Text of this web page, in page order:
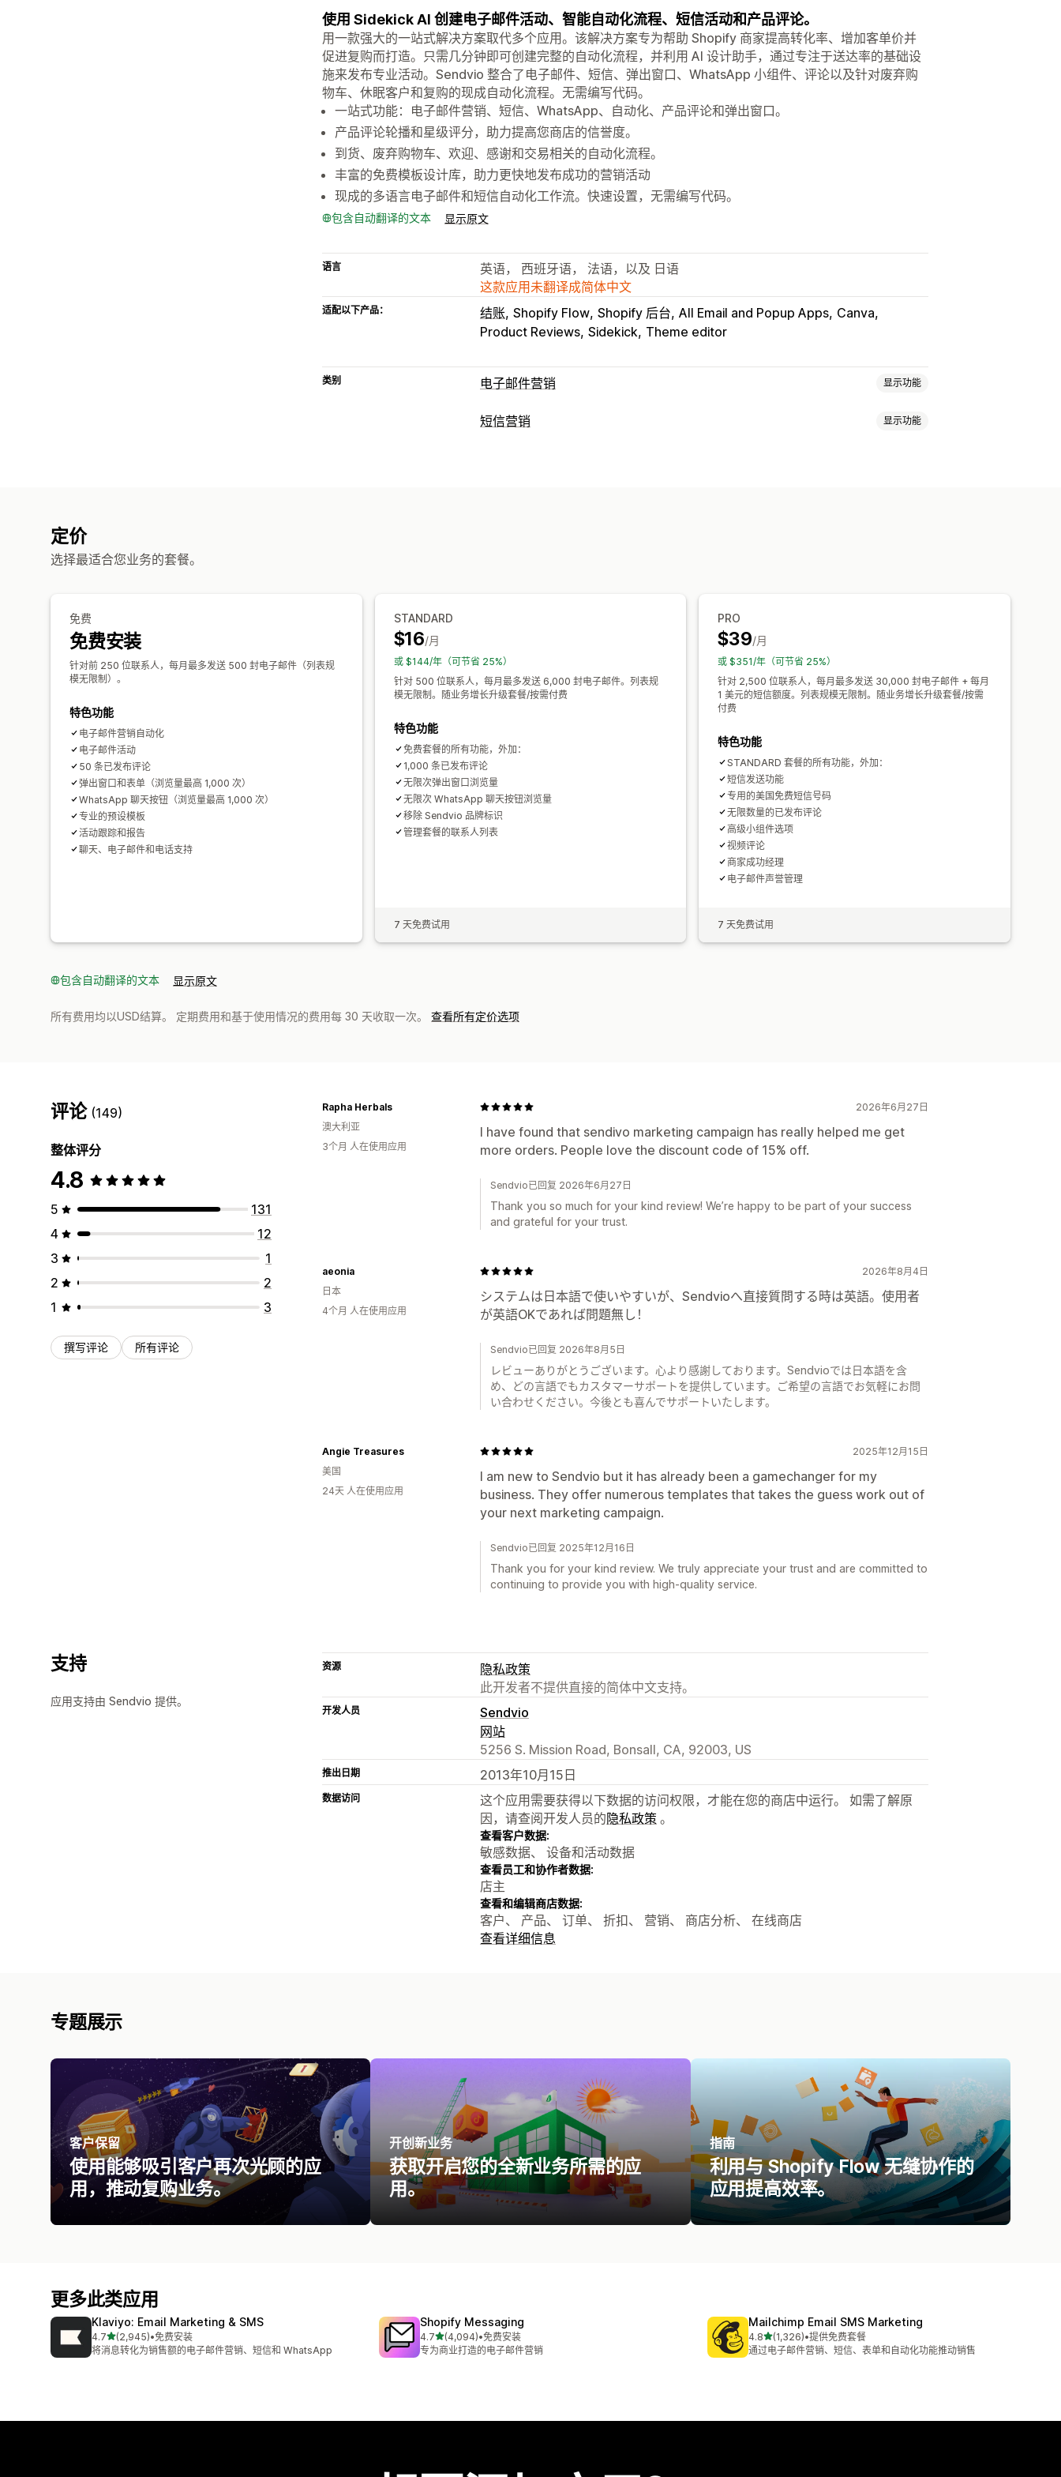
使用 Sidekick AI 创建电子邮件活动、智能自动化流程、短信活动和产品评论。
用一款强大的一站式解决方案取代多个应用。该解决方案专为帮助 Shopify 商家提高转化率、增加客单价并
促进复购而打造。只需几分钟即可创建完整的自动化流程，并利用 AI 设计助手，通过专注于送达率的基础设
施来发布专业活动。Sendvio 整合了电子邮件、短信、弹出窗口、WhatsApp 小组件、评论以及针对废弃购
物车、休眠客户和复购的现成自动化流程。无需编写代码。
一站式功能：电子邮件营销、短信、WhatsApp、自动化、产品评论和弹出窗口。
产品评论轮播和星级评分，助力提高您商店的信誉度。
到货、废弃购物车、欢迎、感谢和交易相关的自动化流程。
丰富的免费模板设计库，助力更快地发布成功的营销活动
现成的多语言电子邮件和短信自动化工作流。快速设置，无需编写代码。
包含自动翻译的文本 显示原文
语言
英语， 西班牙语， 法语，以及 日语
这款应用未翻译成简体中文
适配以下产品： 结账 Shopify Flow Shopify 后台 All Email and Popup Apps Canva
Product Reviews Sidekick Theme editor
类别 电子邮件营销 显示功能
宣传活动类型
地理位置
短信营销 显示功能
定价
选择最适合您业务的套餐。
免费
免费安装
针对前 250 位联系人，每月最多发送 500 封电子邮件（列表规
模无限制）。
特色功能
电子邮件营销自动化
电子邮件活动
50 条已发布评论
弹出窗口和表单（浏览量最高 1,000 次）
WhatsApp 聊天按钮（浏览量最高 1,000 次）
专业的预设模板
活动跟踪和报告
聊天、电子邮件和电话支持
STANDARD
$16/月
或 $144/年（可节省 25%）
针对 500 位联系人，每月最多发送 6,000 封电子邮件。列表规
模无限制。随业务增长升级套餐/按需付费
特色功能
免费套餐的所有功能，外加：
1,000 条已发布评论
无限次弹出窗口浏览量
无限次 WhatsApp 聊天按钮浏览量
移除 Sendvio 品牌标识
管理套餐的联系人列表
7 天免费试用
PRO
$39/月
或 $351/年（可节省 25%）
针对 2,500 位联系人，每月最多发送 30,000 封电子邮件 + 每月
1 美元的短信额度。列表规模无限制。随业务增长升级套餐/按需
付费
特色功能
STANDARD 套餐的所有功能，外加：
短信发送功能
专用的美国免费短信号码
无限数量的已发布评论
高级小组件选项
视频评论
商家成功经理
电子邮件声誉管理
7 天免费试用
包含自动翻译的文本 显示原文
所有费用均以USD结算。 定期费用和基于使用情况的费用每 30 天收取一次。 查看所有定价选项
评论 (149)
整体评分
4.8
5
131
4
12
3
1
2
2
1
3
撰写评论 所有评论
2026年6月27日
I have found that sendivo marketing campaign has really helped me get
more orders. People love the discount code of 15% off.
Rapha Herbals
澳大利亚
3个月 人在使用应用
Sendvio已回复 2026年6月27日
Thank you so much for your kind review! We’re happy to be part of your success
and grateful for your trust.
2026年8月4日
システムは日本語で使いやすいが、Sendvioへ直接質問する時は英語。使用者
が英語OKであれば問題無し！
aeonia
日本
4个月 人在使用应用
Sendvio已回复 2026年8月5日
レビューありがとうございます。心より感謝しております。Sendvioでは日本語を含
め、どの言語でもカスタマーサポートを提供しています。ご希望の言語でお気軽にお問
い合わせください。今後とも喜んでサポートいたします。
2025年12月15日
I am new to Sendvio but it has already been a gamechanger for my
business. They offer numerous templates that takes the guess work out of
your next marketing campaign.
Angie Treasures
美国
24天 人在使用应用
Sendvio已回复 2025年12月16日
Thank you for your kind review. We truly appreciate your trust and are committed to
continuing to provide you with high-quality service.
支持
应用支持由 Sendvio 提供。
资源
隐私政策
此开发者不提供直接的简体中文支持。
开发人员
Sendvio
网站
5256 S. Mission Road, Bonsall, CA, 92003, US
推出日期 2013年10月15日
数据访问
这个应用需要获得以下数据的访问权限，才能在您的商店中运行。 如需了解原
因，请查阅开发人员的隐私政策 。
查看客户数据:
敏感数据、 设备和活动数据
查看员工和协作者数据:
店主
查看和编辑商店数据:
客户、 产品、 订单、 折扣、 营销、 商店分析、 在线商店
查看详细信息
专题展示
客户保留
使用能够吸引客户再次光顾的应
用，推动复购业务。
开创新业务
获取开启您的全新业务所需的应
用。
指南
利用与 Shopify Flow 无缝协作的
应用提高效率。
更多此类应用
Klaviyo: Email Marketing & SMS
4.7星（满分 5 星）
(2,945)
总共 2945 条评论
•免费安装
将消息转化为销售额的电子邮件营销、短信和 WhatsApp
Shopify Messaging
4.7星（满分 5 星）
(4,094)
总共 4094 条评论
•免费安装
专为商业打造的电子邮件营销
Mailchimp Email SMS Marketing
4.8星（满分 5 星）
(1,326)
总共 1326 条评论
•提供免费套餐
通过电子邮件营销、短信、表单和自动化功能推动销售